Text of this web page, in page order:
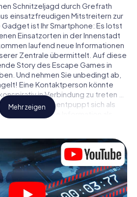
Schnitzeljagd durch Grefrath
einsatzfreudigen Mitstreitern zur
ist Ihr Smartphone: Es lotst
Einsatzorten in der Innenstadt
laufend neue Informationen
Zentrale übermittelt. Auf diese
Story des Escape Games in
Und nehmen Sie unbedingt ab,
Eine Kontaktperson könnte
in Verbindung zu treten …
Informant entpuppt sich als
und so manche Information als
Escape Room in Grefrath
Zimmer eingesperrt, aus dem Sie
Zeitfenster befreien
Schnitzeljagd erklärt ganz
Mehr zeigen